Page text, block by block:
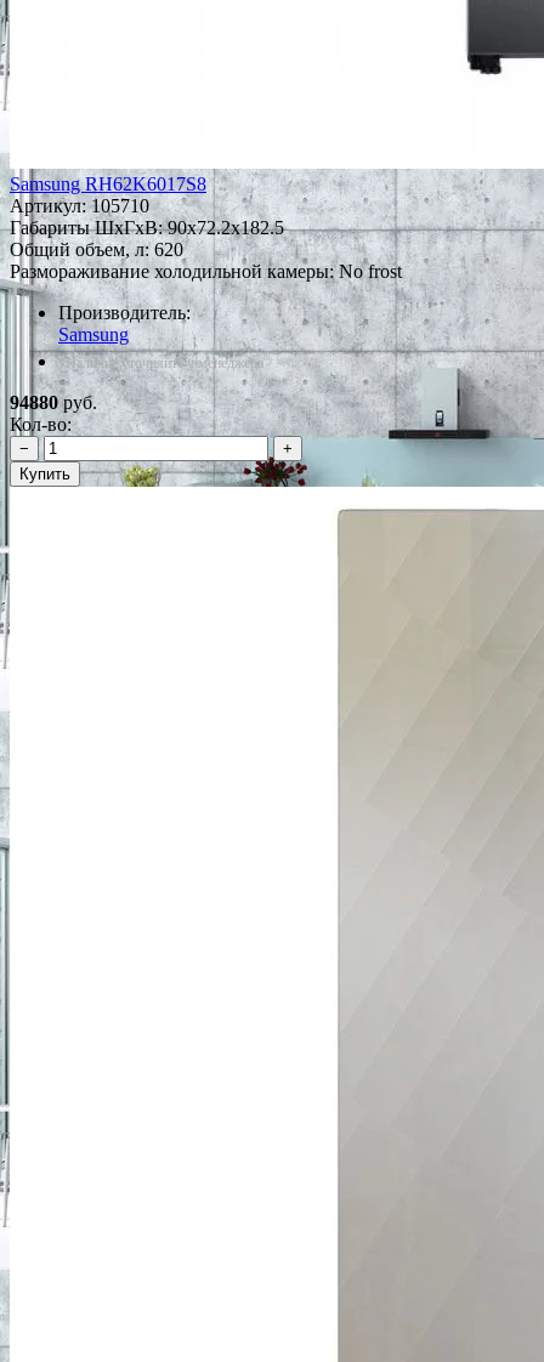
Samsung RH62K6017S8
Артикул:105710
Габариты ШxГxВ: 90x72.2x182.5
Общий объем, л: 620
Размораживание холодильной камеры: No frost
Производитель:
Samsung
*Наличие уточняйте у менеджера
94880руб.
Кол-во:
−
+
Купить